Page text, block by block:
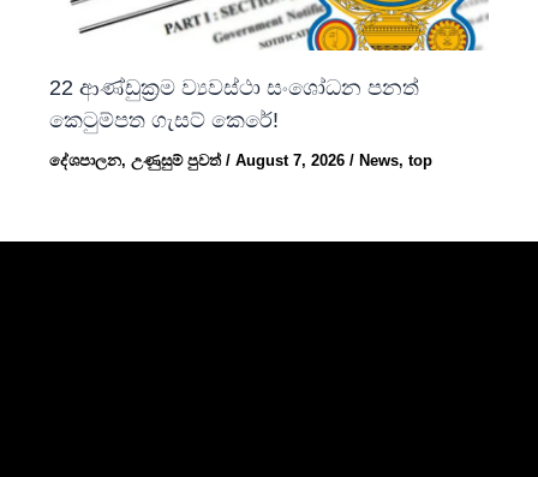
22 ආණ්ඩුක්‍රම ව්‍යවස්ථා සංශෝධන පනත්
කෙටුම්පත ගැසට් කෙරේ!
දේශපාලන,උණුසුම් පුවත්/August 7, 2026/News,top